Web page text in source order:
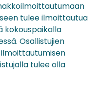
tulee ilmoittautua
kokouspaikalla
Osallistujien
tulee olla